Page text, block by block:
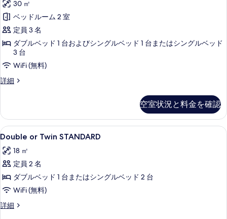
た
は
シ
グ
ル
ド
2
台
の
す
べ
て
の
ま
た
は
シ
ン
ル
ベ
ッ
の
詳
細
表
示
す
細
(Mont
Blanc
up
to
adults)
の
て
の
写
真
を
表
示
す
30 ㎡
ベッドルーム 2 室
定員 3 名
ダブルベッド 1 台およびシングルベッド 1 台またはシングルベッド
3 台
WiFi (無料)
詳細
ル
Blanc
up
to
adults)
の
細
空室状況と料金を確認
Double
or
Twin
STANDARD
の
す
べ
セーフティボックス (室内)、遮光カ
5
Double or Twin STANDARD
18 ㎡
定員 2 名
ダブルベッド 1 台またはシングルベッド 2 台
WiFi (無料)
詳細
Double